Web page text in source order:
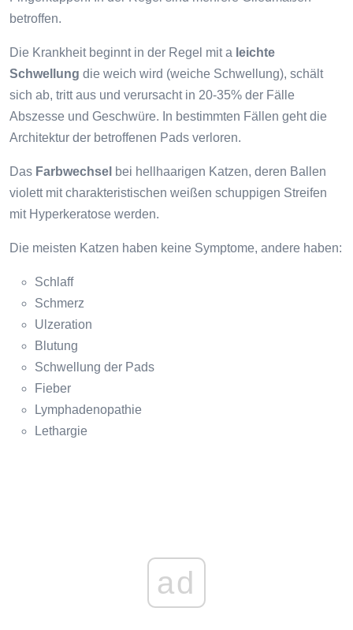
betroffen.
Die Krankheit beginnt in der Regel mit a leichte
Schwellung die weich wird (weiche Schwellung), schält
sich ab, tritt aus und verursacht in 20-35% der Fälle
Abszesse und Geschwüre. In bestimmten Fällen geht die
Architektur der betroffenen Pads verloren.
Das Farbwechsel bei hellhaarigen Katzen, deren Ballen
violett mit charakteristischen weißen schuppigen Streifen
mit Hyperkeratose werden.
Die meisten Katzen haben keine Symptome, andere haben:
Schlaff
Schmerz
Ulzeration
Blutung
Schwellung der Pads
Fieber
Lymphadenopathie
Lethargie
ad